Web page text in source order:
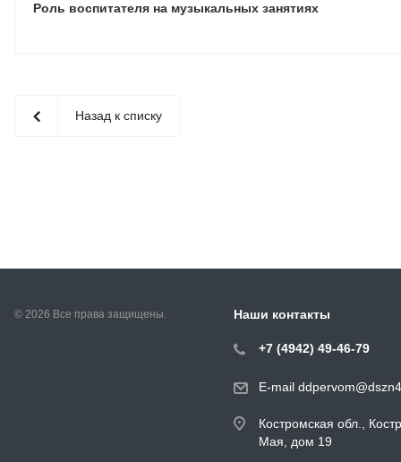
Роль воспитателя на музыкальных занятиях
Назад к списку
© 2026 Все права защищены. Наши контакты
+7 (4942) 49-46-79
E-mail
Костромская обл.,
Мая, дом 19